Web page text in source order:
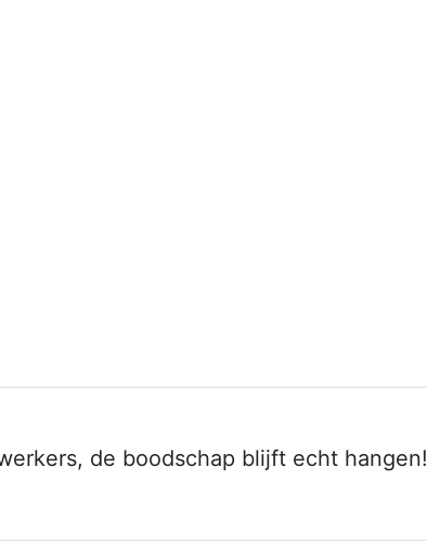
de boodschap blijft echt hangen!